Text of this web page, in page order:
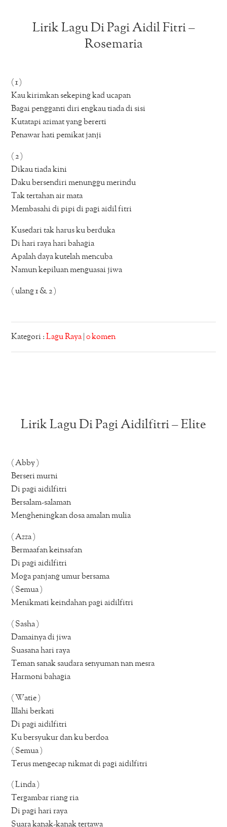
Lirik Lagu Di Pagi Aidil Fitri –
Rosemaria
( 1 )
Kau kirimkan sekeping kad ucapan
Bagai pengganti diri engkau tiada di sisi
Kutatapi azimat yang bererti
Penawar hati pemikat janji
( 2 )
Dikau tiada kini
Daku bersendiri menunggu merindu
Tak tertahan air mata
Membasahi di pipi di pagi aidil fitri
Kusedari tak harus ku berduka
Di hari raya hari bahagia
Apalah daya kutelah mencuba
Namun kepiluan menguasai jiwa
( ulang 1 & 2 )
Kategori :Lagu Raya |0 komen
Lirik Lagu Di Pagi Aidilfitri – Elite
( Abby )
Berseri murni
Di pagi aidilfitri
Bersalam-salaman
Mengheningkan dosa amalan mulia
( Azza )
Bermaafan keinsafan
Di pagi aidilfitri
Moga panjang umur bersama
( Semua )
Menikmati keindahan pagi aidilfitri
( Sasha )
Damainya di jiwa
Suasana hari raya
Teman sanak saudara senyuman nan mesra
Harmoni bahagia
( Watie )
Illahi berkati
Di pagi aidilfitri
Ku bersyukur dan ku berdoa
( Semua )
Terus mengecap nikmat di pagi aidilfitri
( Linda )
Tergambar riang ria
Di pagi hari raya
Suara kanak-kanak tertawa